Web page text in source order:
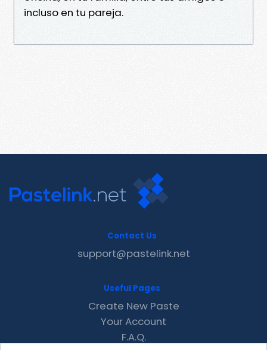
incluso en tu pareja.
Contact Us
support@pastelink.net
Useful Pages
Create New Paste
Your Account
F.A.Q.